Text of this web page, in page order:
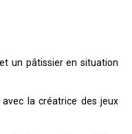
un pâtissier en situation
la créatrice des jeux